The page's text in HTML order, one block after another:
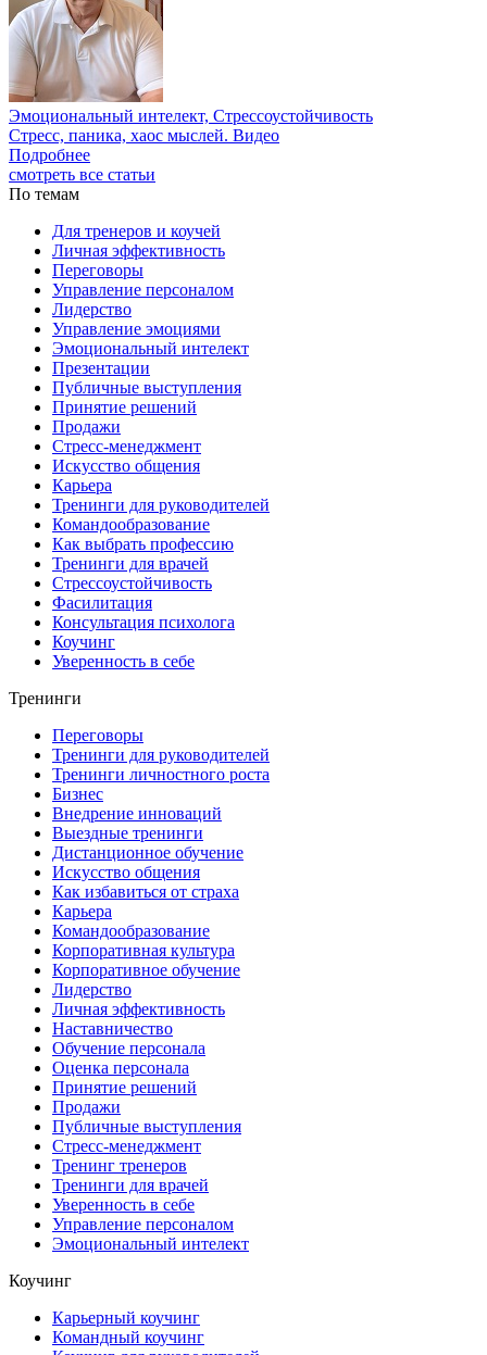
Эмоциональный интелект, Стрессоустойчивость
Стресс, паника, хаос мыслей. Видео
Подробнее
смотреть все статьи
По темам
Для тренеров и коучей
Личная эффективность
Переговоры
Управление персоналом
Лидерство
Управление эмоциями
Эмоциональный интелект
Презентации
Публичные выступления
Принятие решений
Продажи
Стресс-менеджмент
Искусство общения
Карьера
Тренинги для руководителей
Командообразование
Как выбрать профессию
Тренинги для врачей
Стрессоустойчивость
Фасилитация
Консультация психолога
Коучинг
Уверенность в себе
Тренинги
Переговоры
Тренинги для руководителей
Тренинги личностного роста
Бизнес
Внедрение инноваций
Выездные тренинги
Дистанционное обучение
Искусство общения
Как избавиться от страха
Карьера
Командообразование
Корпоративная культура
Корпоративное обучение
Лидерство
Личная эффективность
Наставничество
Обучение персонала
Оценка персонала
Принятие решений
Продажи
Публичные выступления
Стресс-менеджмент
Тренинг тренеров
Тренинги для врачей
Уверенность в себе
Управление персоналом
Эмоциональный интелект
Коучинг
Карьерный коучинг
Командный коучинг